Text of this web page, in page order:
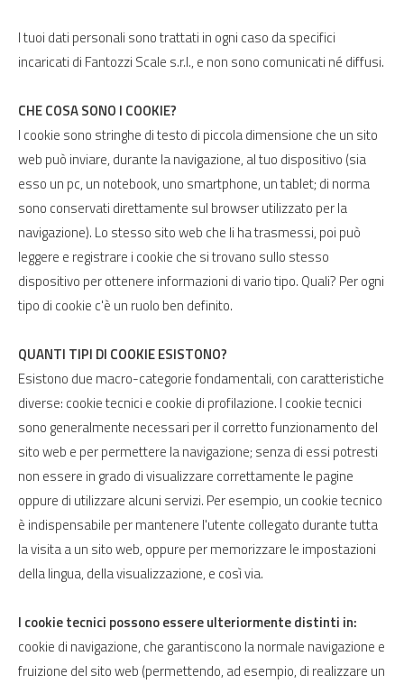
I tuoi dati personali sono trattati in ogni caso da specifici
incaricati di Fantozzi Scale s.r.l., e non sono comunicati né diffusi.
CHE COSA SONO I COOKIE?
I cookie sono stringhe di testo di piccola dimensione che un sito
web può inviare, durante la navigazione, al tuo dispositivo (sia
esso un pc, un notebook, uno smartphone, un tablet; di norma
sono conservati direttamente sul browser utilizzato per la
navigazione). Lo stesso sito web che li ha trasmessi, poi può
leggere e registrare i cookie che si trovano sullo stesso
dispositivo per ottenere informazioni di vario tipo. Quali? Per ogni
tipo di cookie c'è un ruolo ben definito.
QUANTI TIPI DI COOKIE ESISTONO?
Esistono due macro-categorie fondamentali, con caratteristiche
diverse: cookie tecnici e cookie di profilazione. I cookie tecnici
sono generalmente necessari per il corretto funzionamento del
sito web e per permettere la navigazione; senza di essi potresti
non essere in grado di visualizzare correttamente le pagine
oppure di utilizzare alcuni servizi. Per esempio, un cookie tecnico
è indispensabile per mantenere l'utente collegato durante tutta
la visita a un sito web, oppure per memorizzare le impostazioni
della lingua, della visualizzazione, e così via.
I cookie tecnici possono essere ulteriormente distinti in:
cookie di navigazione, che garantiscono la normale navigazione e
fruizione del sito web (permettendo, ad esempio, di realizzare un